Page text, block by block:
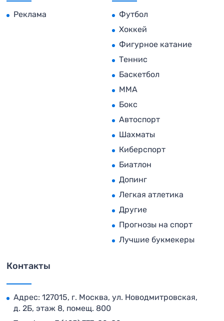
Реклама
Футбол
Хоккей
Фигурное катание
Теннис
Баскетбол
MMA
Бокс
Автоспорт
Шахматы
Киберспорт
Биатлон
Допинг
Легкая атлетика
Другие
Прогнозы на спорт
Лучшие букмекеры
Контакты
Адрес: 127015, г. Москва, ул. Новодмитровская,
д. 2Б, этаж 8, помещ. 800